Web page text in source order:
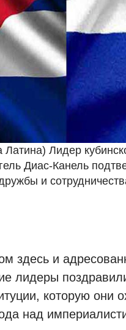
Лидер
Диас-Канель
и
здесь и
лидеры
которую они
над